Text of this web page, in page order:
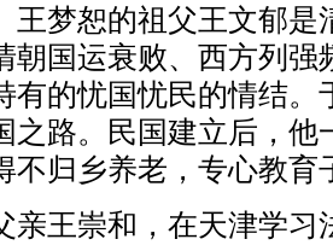
王梦恕的祖父王文郁是
朝国运衰败、西方列强
有的忧国忧民的情结。
之路。民国建立后，他
不归乡养老，专心教育
王崇和，在天津学习